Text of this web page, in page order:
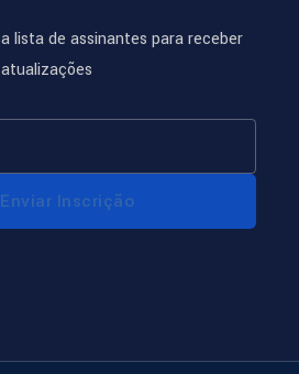
lista de assinantes para receber
Enviar Inscrição